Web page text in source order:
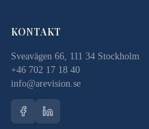
KONTAKT
Sveavägen 66, 111 34 Stockholm
+46 702 17 18 40
info@arevision.se